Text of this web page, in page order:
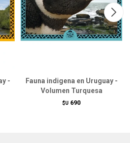
-
Fauna indigena en Uruguay -
Volumen Turquesa
$U 690